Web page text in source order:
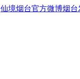
仙境烟台官方微博烟台